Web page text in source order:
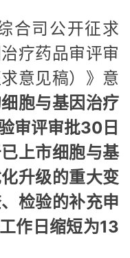
合司公开征求
疗药品审评审
意见稿）》意
胞与基因治疗
审评审批30日
上市细胞与基
升级的重大变
检验的补充申
作日缩短为13